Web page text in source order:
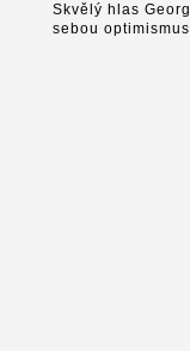
Skvělý hlas
sebou